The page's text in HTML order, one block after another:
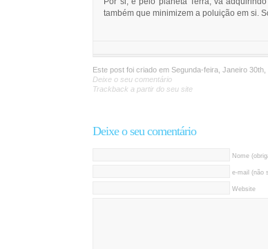
também que minimizem a poluição em si.
Este post foi criado em Segunda-feira, Janeiro
Deixe o seu comentário
Trackback a partir do seu site
Deixe o seu comentário
Nome
e-mail (não
Website